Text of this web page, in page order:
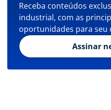
Receba conteúdos
industrial, com as
oportunidades para seu
Assinar